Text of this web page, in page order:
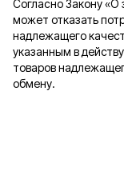
Согласно Закону «О
может отказать
надлежащего
указанным в
товаров
обмену.